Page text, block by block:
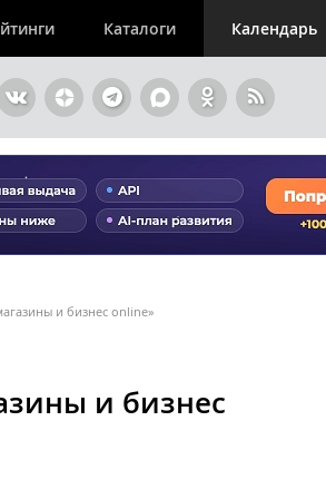
Каталоги Календарь
и бизнес online»
и бизнес